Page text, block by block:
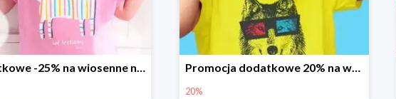
Dodatkowe -25% na wiosenne nowości Promocja dodatkowe 20% na wszystko
20%